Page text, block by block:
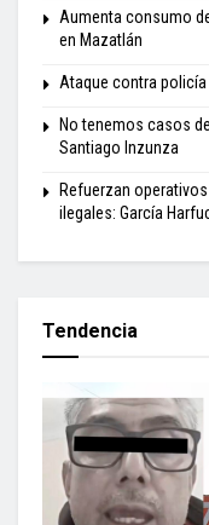
Aumenta consumo
en Mazatlán
Ataque contra
No tenemos casos
Santiago Inzunza
Refuerzan
ilegales: García
Tendencia